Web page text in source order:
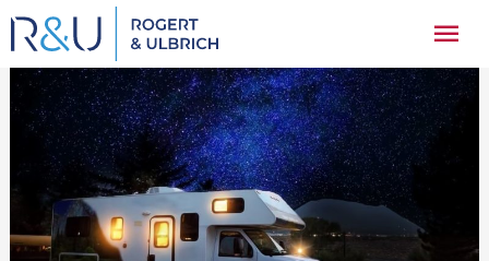
Zum
Inhalt
springen